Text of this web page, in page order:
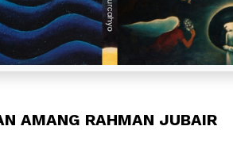
AMANG RAHMAN JUBAIR